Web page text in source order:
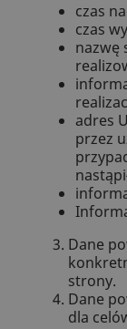
czas
czas
nazwę
adres
przez
Dane
strony.
Dane
dla